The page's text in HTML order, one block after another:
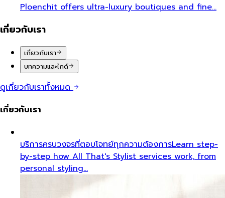
Ploenchit offers ultra-luxury boutiques and fine…
เกี่ยวกับเรา
เกี่ยวกับเรา
บทความและไกด์
ดูเกี่ยวกับเราทั้งหมด
เกี่ยวกับเรา
บริการครบวงจรที่ตอบโจทย์ทุกความต้องการLearn step-
by-step how All That's Stylist services work, from
personal styling…